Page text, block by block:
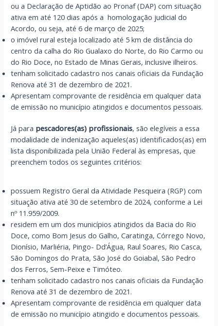
ou a Declaração de Aptidão ao Pronaf (DAP) com situação
ativa em até 120 dias após a homologação judicial do
Acordo, ou seja, até 6 de março de 2025;
o imóvel rural esteja localizado até 5 km de distância do
centro da calha do Rio Gualaxo do Norte, do Rio Carmo ou
do Rio Doce, no Estado de Minas Gerais, inclusive ilheiros.
tenham solicitado cadastro nos canais oficiais da Fundação
Renova até 31 de dezembro de 2021.
Apresentam comprovante de residência em qualquer data
de emissão no município atingidos e documentos pessoais.
Já para pescadores(as) profissionais, são elegíveis a essa
modalidade de indenização aqueles(as) identificados(as) em
lista disponibilizada pela União Federal às empresas, que
preenchem todos os seguintes critérios:
possuem Registro Geral da Atividade Pesqueira (RGP) com
situação ativa até 30 de setembro de 2024, conforme a Lei
nº 11.959/2009.
residem em um dos municípios atingidos da Bacia do Rio
Doce, como Bom Jesus do Galho, Caratinga, Córrego Novo,
Dionísio, Marliéria, Pingo- Dd’Água, Raul Soares, Rio Casca,
São Domingos do Prata, São José do Goiabal, São Pedro
dos Ferros, Sem-Peixe e Timóteo.
tenham solicitado cadastro nos canais oficiais da Fundação
Renova até 31 de dezembro de 2021.
Apresentam comprovante de residência em qualquer data
de emissão no município atingido e documentos pessoais.